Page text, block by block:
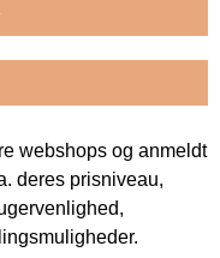
webshops og anmeldt
deres prisniveau,